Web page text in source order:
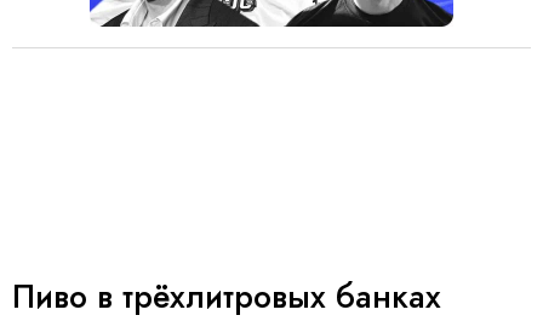
Пиво в трёхлитровых банках